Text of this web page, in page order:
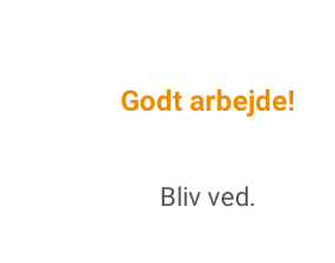
Godt arbejde!
Bliv ved.